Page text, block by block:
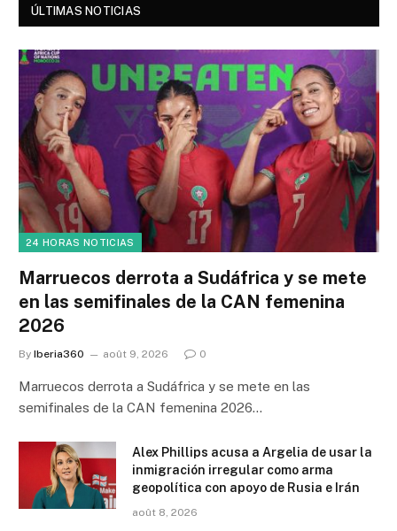
ÚLTIMAS NOTICIAS
24 HORAS NOTICIAS
Marruecos derrota a Sudáfrica y se mete
en las semifinales de la CAN femenina
2026
By Iberia360 août 9, 2026 0
Marruecos derrota a Sudáfrica y se mete en las
semifinales de la CAN femenina 2026…
Alex Phillips acusa a Argelia de usar la
inmigración irregular como arma
geopolítica con apoyo de Rusia e Irán
août 8, 2026